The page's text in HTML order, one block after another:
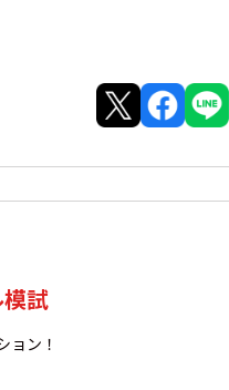
試
ョン！